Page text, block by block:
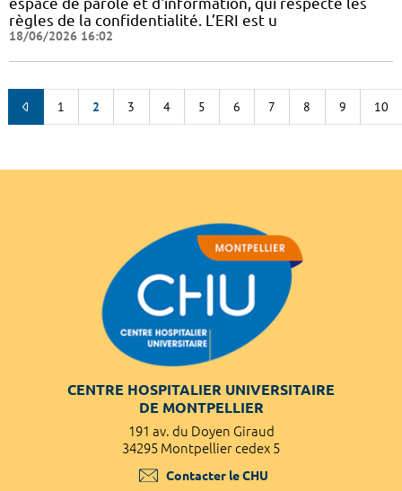
règles de la confidentialité. L’ERI est u
18/06/2026 16:02
1 2 3 4 5 6 7 8 9 10
CENTRE HOSPITALIER UNIVERSITAIRE
DE MONTPELLIER
191 av. du Doyen Giraud
34295 Montpellier cedex 5
Contacter le CHU